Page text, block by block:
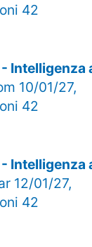
42
Intelligenza
10/01/27,
42
Intelligenza
12/01/27,
42